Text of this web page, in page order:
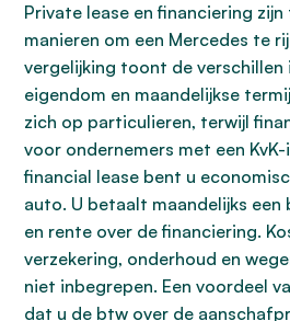
Private lease en financiering
manieren om een Mercedes te
vergelijking toont de verschillen
eigendom en maandelijkse
zich op particulieren, terwijl
voor ondernemers met een
financial lease bent u
auto. U betaalt maandelijks
en rente over de financiering.
verzekering, onderhoud en
niet inbegrepen. Een voordeel
dat u de btw over de